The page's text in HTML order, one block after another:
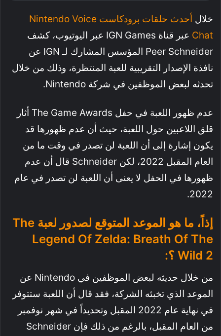
خلال
أحدث حلقات برودكاست Nintendo Voice
Chat
عبر قناة IGN Games عبر اليوتيوب، كشف
Peer Schneider المؤسس المشارك لـ IGN عن
نافذة الإصدار التقريبية للعبة المنتظرة، وذلك من خلال
تحدثه لبعض الموظفين في شركة Nintendo.
عدم ظهور اللعبة في حفل The Game Awards أثار
قلق اللاعبين حول اللعبة، حيث أن عدم ظهورها قد
يكون إشارة إلى أن اللعبة لن تصدر في وقت ما من
العام المقبل 2022، لكن Schneider قال أن عدم
ظهورها في الحفل لا يعنى أن اللعبة لن تصدر في عام
2022.
إذاً، ما هو الموعد المتوقع لصدور لعبة The
Legend Of Zelda: Breath Of The
Wild 2 ؟:
من خلال حديثه لبعض الموظفين في Nintendo عن
الموعد الذي تخبئه الشركة، فقد قال أن اللعبة ستتوفر
في نهاية عام 2022 المقبل وتحديداً في شهر نوفمبر
من العام المقبل، بالرغم من ذلك فإن Schneider